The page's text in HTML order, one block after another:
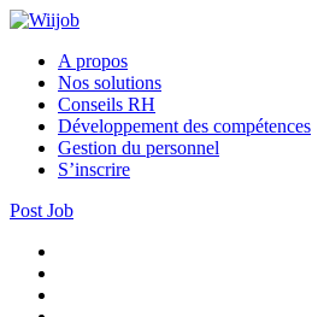
A propos
Nos solutions
Conseils RH
Développement des compétences
Gestion du personnel
S’inscrire
Post Job